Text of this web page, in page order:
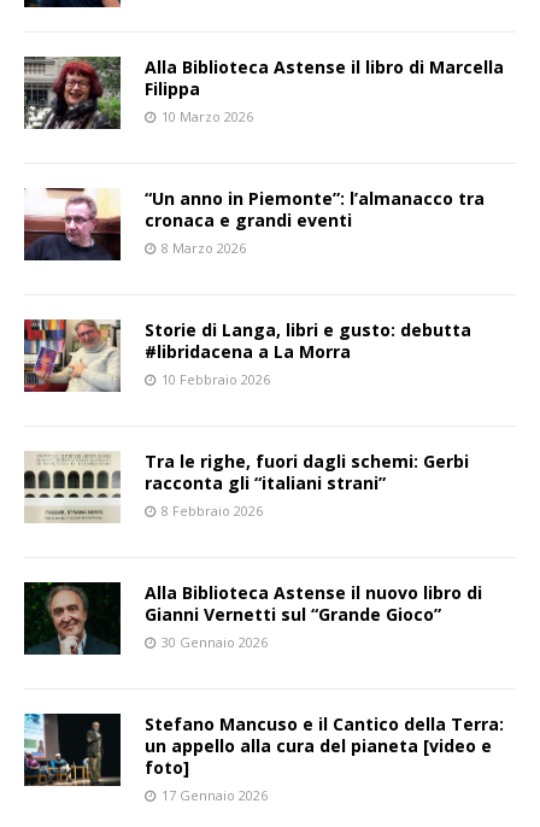
Alla Biblioteca Astense il libro di Marcella
Filippa
10 Marzo 2026
“Un anno in Piemonte”: l’almanacco tra
cronaca e grandi eventi
8 Marzo 2026
Storie di Langa, libri e gusto: debutta
#libridacena a La Morra
10 Febbraio 2026
Tra le righe, fuori dagli schemi: Gerbi
racconta gli “italiani strani”
8 Febbraio 2026
Alla Biblioteca Astense il nuovo libro di
Gianni Vernetti sul “Grande Gioco”
30 Gennaio 2026
Stefano Mancuso e il Cantico della Terra:
un appello alla cura del pianeta [video e
foto]
17 Gennaio 2026